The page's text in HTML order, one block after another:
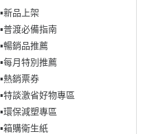
▪︎新品上架
▪︎普渡必備指南
▪︎暢銷品推薦
▪︎每月特別推薦
▪︎熱銷票券
▪︎特談激省好物專區
▪︎環保減塑專區
▪︎箱購衛生紙